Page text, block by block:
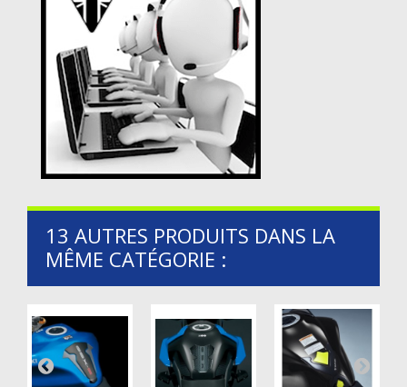
13 AUTRES PRODUITS DANS LA
MÊME CATÉGORIE :